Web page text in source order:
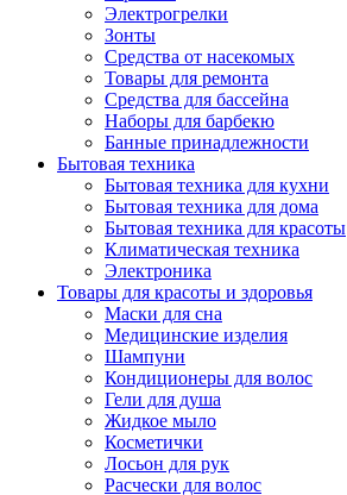
Электрогрелки
Зонты
Средства от насекомых
Товары для ремонта
Средства для бассейна
Наборы для барбекю
Банные принадлежности
Бытовая техника
Бытовая техника для кухни
Бытовая техника для дома
Бытовая техника для красоты
Климатическая техника
Электроника
Товары для красоты и здоровья
Маски для сна
Медицинские изделия
Шампуни
Кондиционеры для волос
Гели для душа
Жидкое мыло
Косметички
Лосьон для рук
Расчески для волос